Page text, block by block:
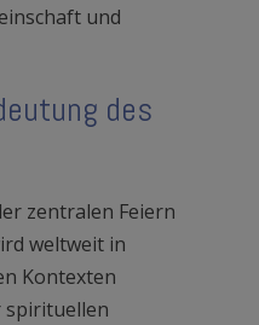
und
des
zentralen Feiern
weltweit in
Kontexten
spirituellen